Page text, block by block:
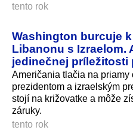
tento rok
Washington burcuje
Libanonu s Izraelom.
jedinečnej príležitosti
Američania tlačia na
prezidentom a izraelským
stojí na križovatke a môže
záruky.
tento rok